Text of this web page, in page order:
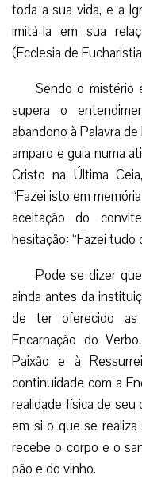
toda a sua vida, e a
imitá-la em sua
(Ecclesia de
Sendo o mistério
supera o
abandono à Palavra
amparo e guia numa
Cristo na Última
“Fazei isto em
aceitação do
hesitação: “Fazei tudo
Pode-se dizer
ainda antes da
de ter oferecido as
Encarnação do
Paixão e à
continuidade com a
realidade física de
em si o que se
recebe o corpo e o
pão e do vinho.